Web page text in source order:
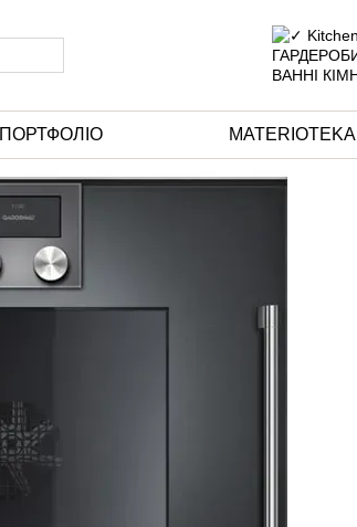
ПОРТФОЛІО MATERIOTEKA